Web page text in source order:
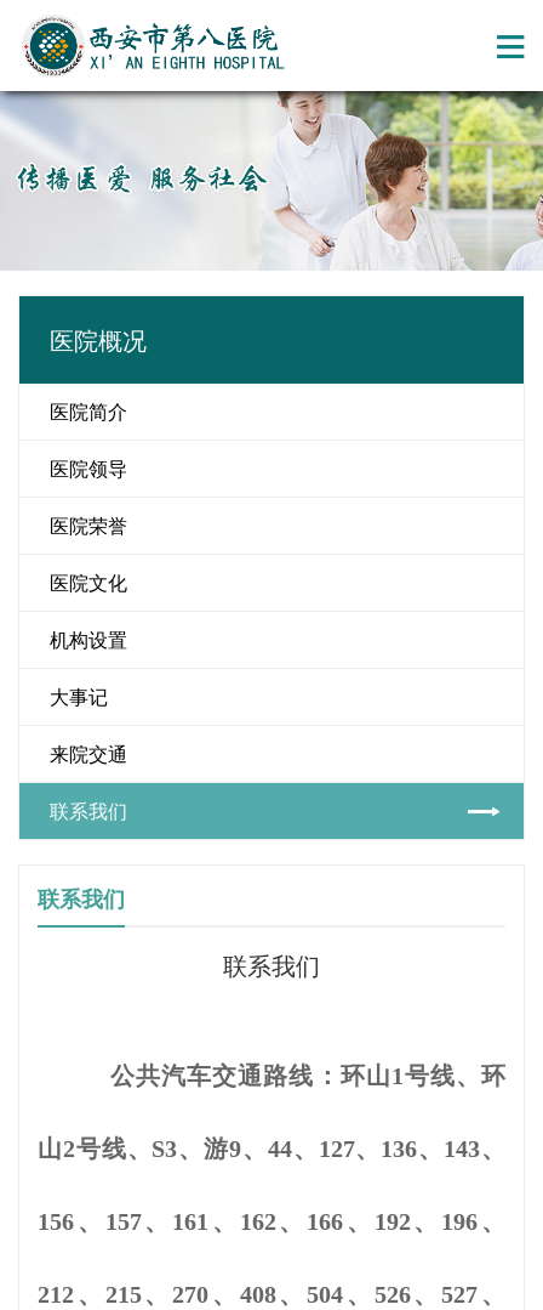
医院概况
医院简介
医院领导
医院荣誉
医院文化
机构设置
大事记
来院交通
联系我们
联系我们
联系我们
公共汽车交通路线：环山1号线、环
山2号线、S3、游9、44、127、136、143、
156、157、161、162、166、192、196、
212、215、270、408、504、526、527、